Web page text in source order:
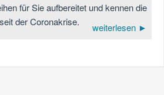
für Sie aufbereitet und kennen die
der Coronakrise.
weiterlesen ►